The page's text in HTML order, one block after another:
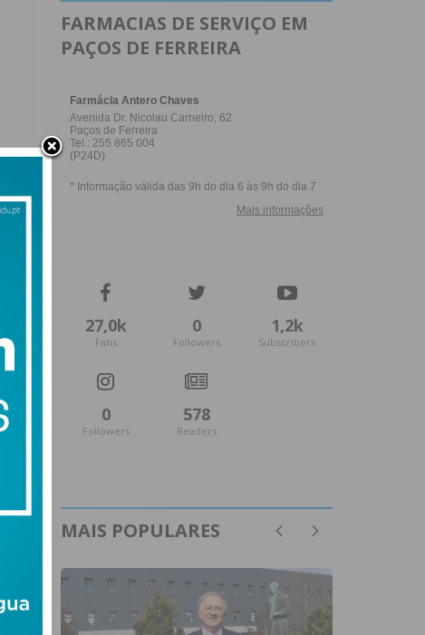
FARMACIAS DE SERVIÇO EM
PAÇOS DE FERREIRA
27,0k
Fans
0
Followers
1,2k
Subscribers
0
Followers
578
Readers
MAIS POPULARES